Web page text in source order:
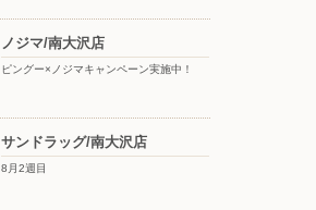
ノジマ/南大沢店
ピングー×ノジマキャンペーン実施中！
サンドラッグ/南大沢店
8月2週目